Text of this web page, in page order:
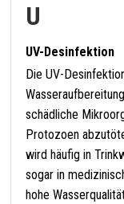
U
UV-Desinfektion
Die UV-
schädliche
Protozoen
wird häufig in
sogar in
hohe